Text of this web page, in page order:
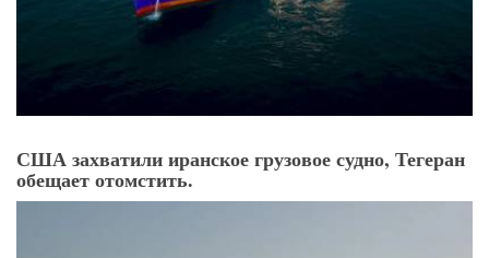
США захватили иранское грузовое судно, Тегеран
обещает отомстить.